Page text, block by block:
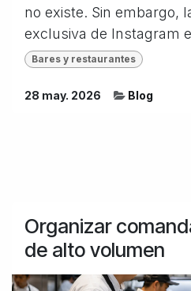
no existe. Sin embargo,
exclusiva de Instagram
Bares y restaurantes
28 may. 2026 Blog
Organizar
de alto volumen